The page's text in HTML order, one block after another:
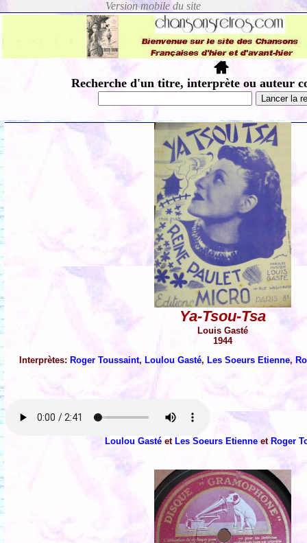
Recherche d'un titre, interprète ou auteur
Ya-Tsou-Tsa
Louis Gasté
1944
Interprètes: Roger Toussaint, Loulou Gasté, Les Soeurs Etienne,
Loulou Gasté et Les Soeurs Etienne et Roger